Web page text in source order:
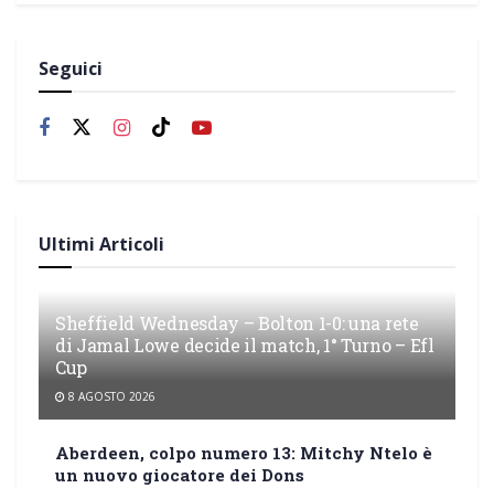
Seguici
Ultimi Articoli
Sheffield Wednesday – Bolton 1-0: una rete
di Jamal Lowe decide il match, 1° Turno – Efl
Cup
8 AGOSTO 2026
Aberdeen, colpo numero 13: Mitchy Ntelo è
un nuovo giocatore dei Dons